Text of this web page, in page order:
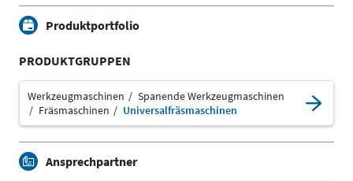
Produktportfolio
PRODUKTGRUPPEN
Werkzeugmaschinen
Spanende Werkzeugmaschinen
Fräsmaschinen
Universalfräsmaschinen
Ansprechpartner